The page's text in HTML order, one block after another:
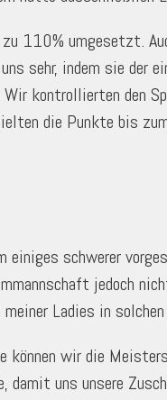
zu 110% umgesetzt.
sehr, indem sie der
kontrollierten den
die Punkte bis
einiges schwerer
jedoch
Ladies in
können wir die
damit uns unsere